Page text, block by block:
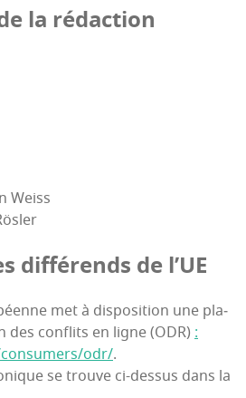
la rédaction
Weiss
dif­fé­rends de l’UE
met à dis­po­si­tion une pla­
conflits en ligne (ODR) :
odr/.
se trouve ci-des­sus dans la